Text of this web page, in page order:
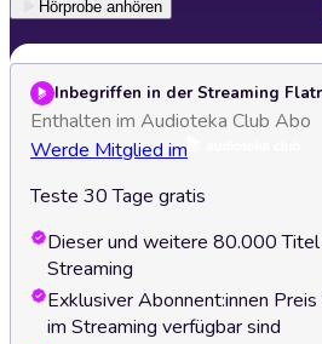
Hörprobe anhören
Inbegriffen in der Streaming
Enthalten im Audioteka Club Abo
Werde Mitglied im
Teste 30 Tage gratis
Dieser und weitere 80.000
Streaming
Exklusiver Abonnent:innen
im Streaming verfügbar sind